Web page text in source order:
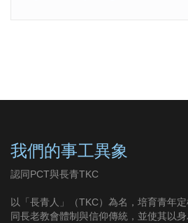
我們的事工異象
認同PCT與長青TKC
以「長青人」（TKC）為名，培育青年
同長老教會體制與信仰傳統，並使其以